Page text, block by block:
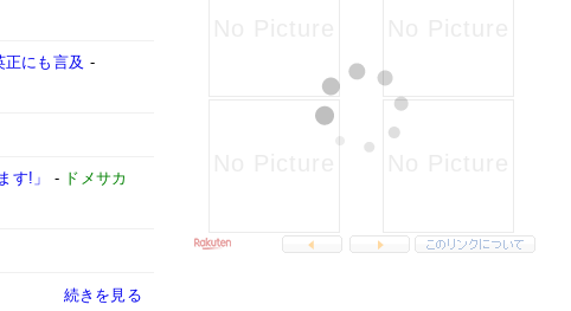
にも言及 -
す!」 - ドメサカ
続きを見る